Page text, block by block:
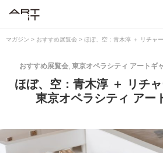
マガジン > おすすめ展覧会 > ほぼ、空：青木淳 ＋ リチャ
おすすめ展覧会 東京オペラシティ アートギ
ほぼ、空：青木淳 ＋ リチ
東京オペラシティ アー